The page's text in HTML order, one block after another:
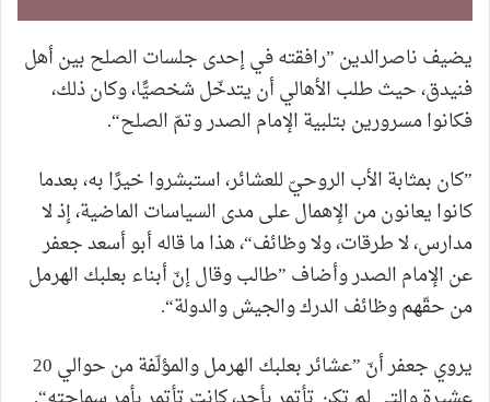
يضيف ناصرالدين ”رافقته في إحدى جلسات الصلح بين أهل
فنيدق، حيث طلب الأهالي أن يتدخّل شخصيًّا، وكان ذلك،
فكانوا مسرورين بتلبية الإمام الصدر وتمّ الصلح“.
”كان بمثابة الأب الروحيّ للعشائر، استبشروا خيرًا به، بعدما
كانوا يعانون من الإهمال على مدى السياسات الماضية، إذ لا
مدارس، لا طرقات، ولا وظائف“، هذا ما قاله أبو أسعد جعفر
عن الإمام الصدر وأضاف ”طالب وقال إنّ أبناء بعلبك الهرمل
من حقّهم وظائف الدرك والجيش والدولة“.
يروي جعفر أنّ ”عشائر بعلبك الهرمل والمؤلّفة من حوالي 20